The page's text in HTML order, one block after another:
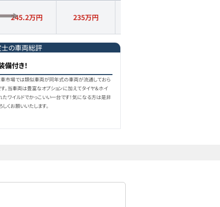
245.2万円 235万円
の車両総評
付き！
市場では類似車両が同年式の車両が流通しておら
。当車両は豊富なオプションに加えてタイヤ＆ホイ
ワイルドでかっこいい一台です！気になる方は是非
くお願いいたします。